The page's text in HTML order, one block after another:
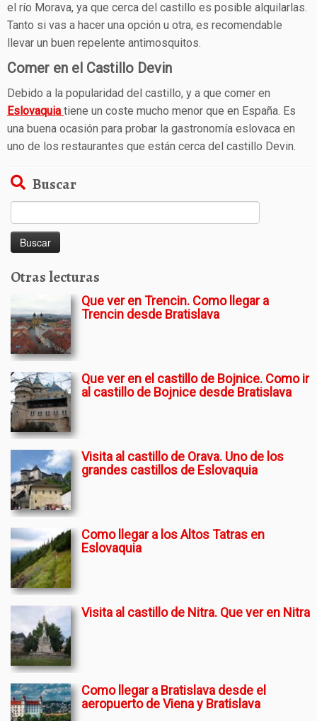
el río Morava, ya que cerca del castillo es posible alquilarlas.
Tanto si vas a hacer una opción u otra, es recomendable
llevar un buen repelente antimosquitos.
Comer en el Castillo Devin
Debido a la popularidad del castillo, y a que comer en
Eslovaquia tiene un coste mucho menor que en España. Es
una buena ocasión para probar la gastronomía eslovaca en
uno de los restaurantes que están cerca del castillo Devin.
Buscar
Otras lecturas
Que ver en Trencin. Como llegar a
Trencin desde Bratislava
Que ver en el castillo de Bojnice. Como ir
al castillo de Bojnice desde Bratislava
Visita al castillo de Orava. Uno de los
grandes castillos de Eslovaquia
Como llegar a los Altos Tatras en
Eslovaquia
Visita al castillo de Nitra. Que ver en Nitra
Como llegar a Bratislava desde el
aeropuerto de Viena y Bratislava